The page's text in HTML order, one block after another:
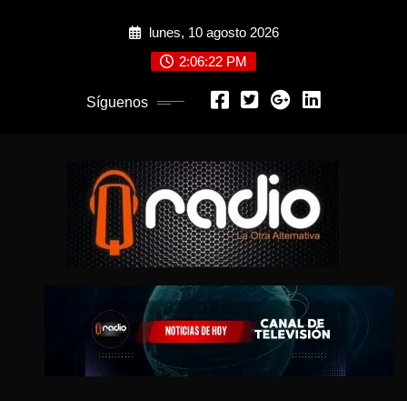
lunes, 10 agosto 2026
2:06:24 PM
Síguenos